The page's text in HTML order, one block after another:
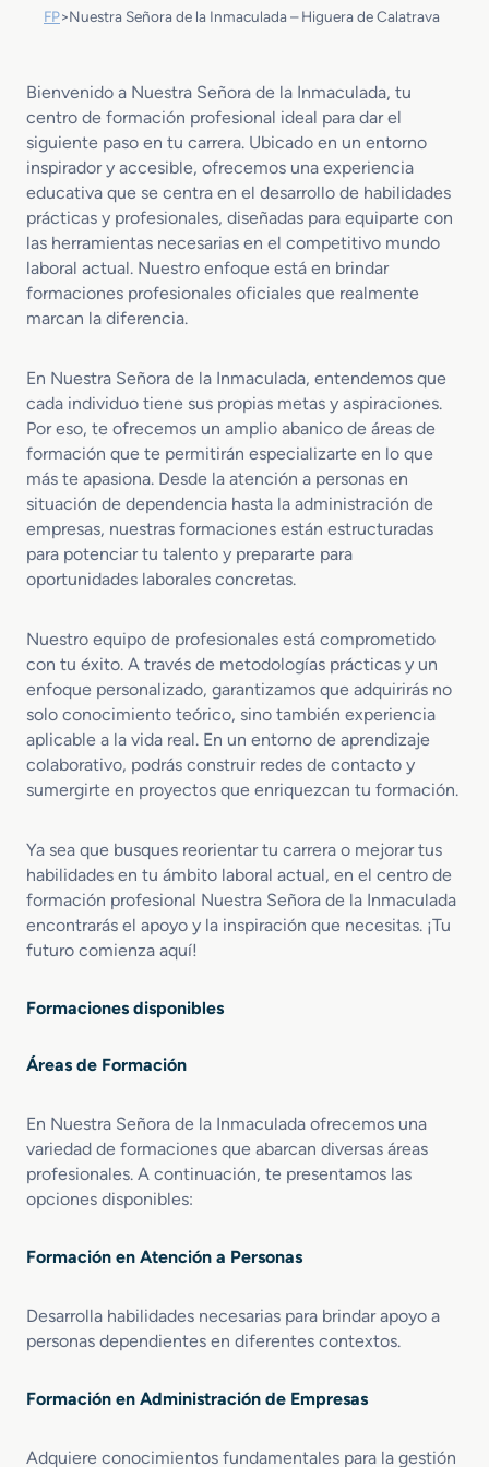
FP>Nuestra Señora de la Inmaculada – Higuera de Calatrava
Bienvenido a Nuestra Señora de la Inmaculada, tu
centro de formación profesional ideal para dar el
siguiente paso en tu carrera. Ubicado en un entorno
inspirador y accesible, ofrecemos una experiencia
educativa que se centra en el desarrollo de habilidades
prácticas y profesionales, diseñadas para equiparte con
las herramientas necesarias en el competitivo mundo
laboral actual. Nuestro enfoque está en brindar
formaciones profesionales oficiales que realmente
marcan la diferencia.
En Nuestra Señora de la Inmaculada, entendemos que
cada individuo tiene sus propias metas y aspiraciones.
Por eso, te ofrecemos un amplio abanico de áreas de
formación que te permitirán especializarte en lo que
más te apasiona. Desde la atención a personas en
situación de dependencia hasta la administración de
empresas, nuestras formaciones están estructuradas
para potenciar tu talento y prepararte para
oportunidades laborales concretas.
Nuestro equipo de profesionales está comprometido
con tu éxito. A través de metodologías prácticas y un
enfoque personalizado, garantizamos que adquirirás no
solo conocimiento teórico, sino también experiencia
aplicable a la vida real. En un entorno de aprendizaje
colaborativo, podrás construir redes de contacto y
sumergirte en proyectos que enriquezcan tu formación.
Ya sea que busques reorientar tu carrera o mejorar tus
habilidades en tu ámbito laboral actual, en el centro de
formación profesional Nuestra Señora de la Inmaculada
encontrarás el apoyo y la inspiración que necesitas. ¡Tu
futuro comienza aquí!
Formaciones disponibles
Áreas de Formación
En Nuestra Señora de la Inmaculada ofrecemos una
variedad de formaciones que abarcan diversas áreas
profesionales. A continuación, te presentamos las
opciones disponibles:
Formación en Atención a Personas
Desarrolla habilidades necesarias para brindar apoyo a
personas dependientes en diferentes contextos.
Formación en Administración de Empresas
Adquiere conocimientos fundamentales para la gestión